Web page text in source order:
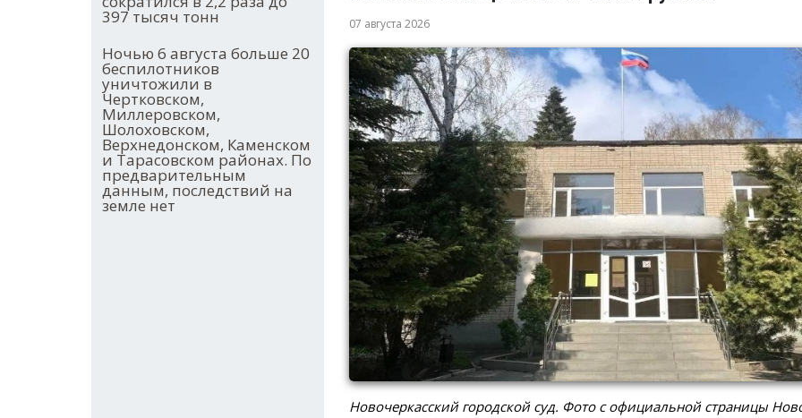
397 тысяч тонн
Ночью 6 августа больше 20
беспилотников
уничтожили в
Чертковском,
Миллеровском,
Шолоховском,
Верхнедонском, Каменском
и Тарасовском районах. По
предварительным
данным, последствий на
земле нет
07 августа 2026
Новочеркасский городской суд. Фото с официальной страницы